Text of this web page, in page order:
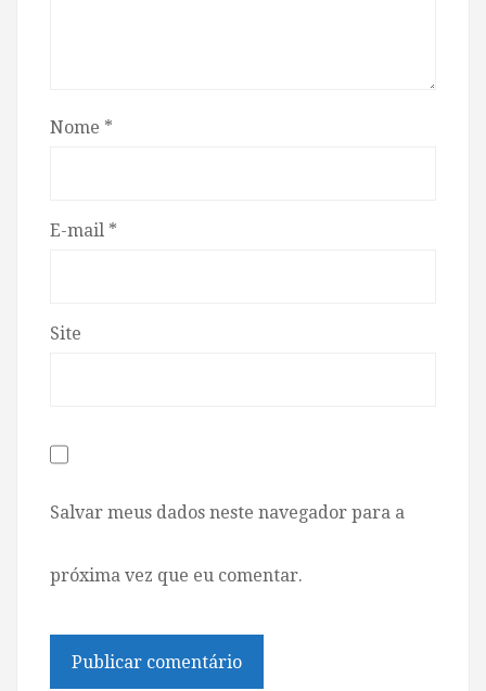
Nome *
E-mail *
Site
Salvar meus dados neste navegador para a
próxima vez que eu comentar.